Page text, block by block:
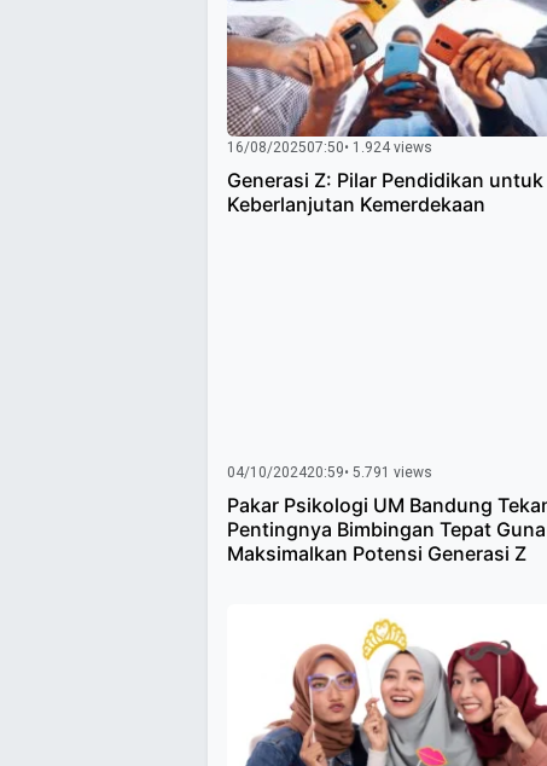
16/08/202507:50• 1.924 views
Generasi Z: Pilar Pendidikan untuk
Keberlanjutan Kemerdekaan
04/10/202420:59• 5.791 views
Pakar Psikologi UM Bandung
Pentingnya Bimbingan Tepat Guna
Maksimalkan Potensi Generasi Z